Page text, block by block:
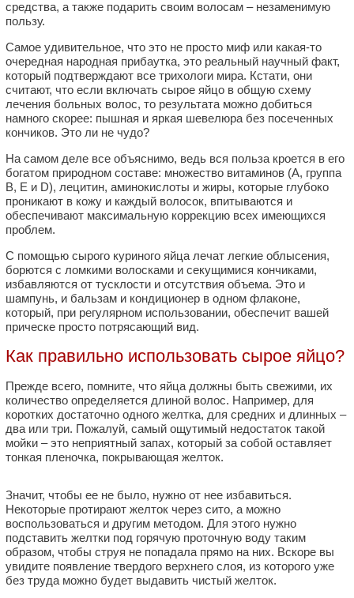
средства, а также подарить своим волосам – незаменимую
пользу.
Самое удивительное, что это не просто миф или какая-то
очередная народная прибаутка, это реальный научный факт,
который подтверждают все трихологи мира. Кстати, они
считают, что если включать сырое яйцо в общую схему
лечения больных волос, то результата можно добиться
намного скорее: пышная и яркая шевелюра без посеченных
кончиков. Это ли не чудо?
На самом деле все объяснимо, ведь вся польза кроется в его
богатом природном составе: множество витаминов (А, группа
В, Е и D), лецитин, аминокислоты и жиры, которые глубоко
проникают в кожу и каждый волосок, впитываются и
обеспечивают максимальную коррекцию всех имеющихся
проблем.
С помощью сырого куриного яйца лечат легкие облысения,
борются с ломкими волосками и секущимися кончиками,
избавляются от тусклости и отсутствия объема. Это и
шампунь, и бальзам и кондиционер в одном флаконе,
который, при регулярном использовании, обеспечит вашей
прическе просто потрясающий вид.
Как правильно использовать сырое яйцо?
Прежде всего, помните, что яйца должны быть свежими, их
количество определяется длиной волос. Например, для
коротких достаточно одного желтка, для средних и длинных –
два или три. Пожалуй, самый ощутимый недостаток такой
мойки – это неприятный запах, который за собой оставляет
тонкая пленочка, покрывающая желток.
Значит, чтобы ее не было, нужно от нее избавиться.
Некоторые протирают желток через сито, а можно
воспользоваться и другим методом. Для этого нужно
подставить желтки под горячую проточную воду таким
образом, чтобы струя не попадала прямо на них. Вскоре вы
увидите появление твердого верхнего слоя, из которого уже
без труда можно будет выдавить чистый желток.